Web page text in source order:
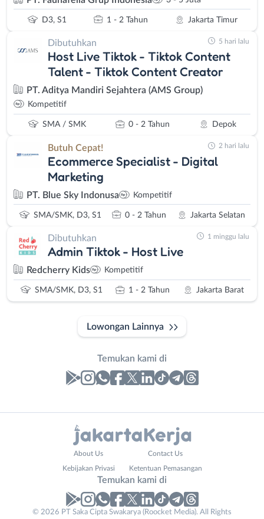
D3, S1 1 - 2 Tahun Jakarta Timur
Dibutuhkan
Host Live Tiktok - Tiktok Content
Talent - Tiktok Content Creator
PT. Aditya Mandiri Sejahtera (AMS Group)
Kompetitif
SMA / SMK 0 - 2 Tahun Depok
5 hari lalu
Butuh Cepat!
Ecommerce Specialist - Digital
Marketing
PT. Blue Sky Indonusa Kompetitif
SMA/SMK, D3, S1 0 - 2 Tahun Jakarta Selatan
2 hari lalu
Dibutuhkan
Admin Tiktok - Host Live
Redcherry Kids Kompetitif
SMA/SMK, D3, S1 1 - 2 Tahun Jakarta Barat
1 minggu lalu
Lowongan Lainnya
Temukan kami di
No. Telp /
About Us Contact Us
Kebijakan Privasi Ketentuan Pemasangan
Temukan kami di
© 2026 PT Saka Cipta Swakarya (Roocket Media). All Rights